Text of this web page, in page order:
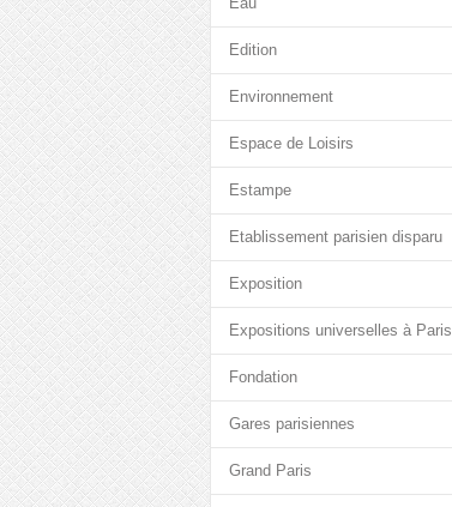
Edition
Environnement
Espace de Loisirs
Estampe
Etablissement parisien disparu
Exposition
Expositions universelles à Paris
Fondation
Gares parisiennes
Grand Paris